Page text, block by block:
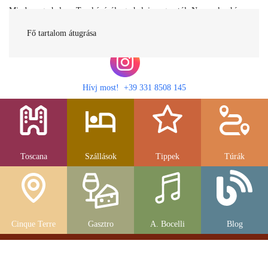
Fő tartalom átugrása
Minden egy helyen Toszkánáról egy helyi magyartól. Nemcsak a híres
gasztronomia....
Hívj most! +39 331 8508 145
Toscana Szállások Tippek Túrák
Cinque Terre Gasztro A. Bocelli Blog